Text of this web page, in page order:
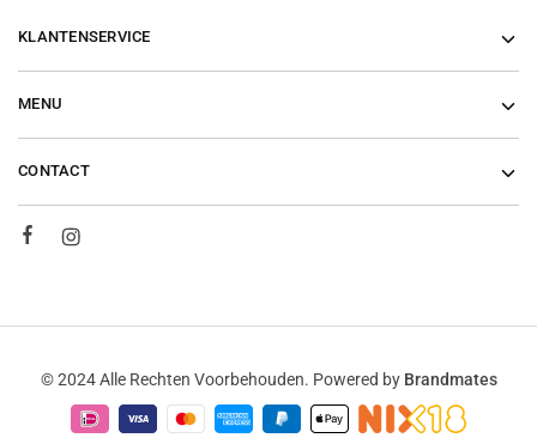
KLANTENSERVICE
MENU
CONTACT
© 2024 Alle Rechten Voorbehouden. Powered by Brandmates